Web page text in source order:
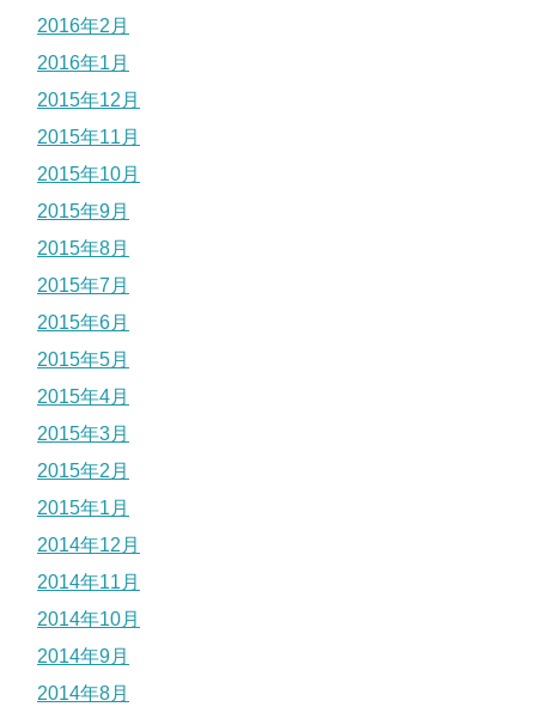
2016年2月
2016年1月
2015年12月
2015年11月
2015年10月
2015年9月
2015年8月
2015年7月
2015年6月
2015年5月
2015年4月
2015年3月
2015年2月
2015年1月
2014年12月
2014年11月
2014年10月
2014年9月
2014年8月